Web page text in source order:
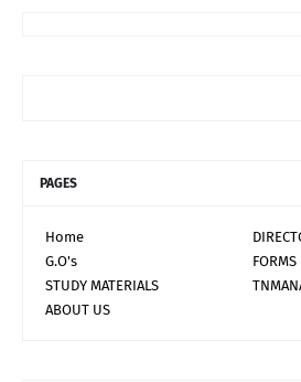
PAGES
Home
G.O's
FORMS
STUDY MATERIALS
ABOUT US